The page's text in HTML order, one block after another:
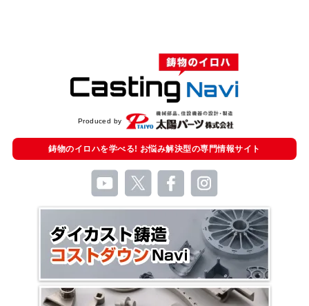
Produced by
鋳物のイロハを学べる! お悩み解決型の専門情報サイト